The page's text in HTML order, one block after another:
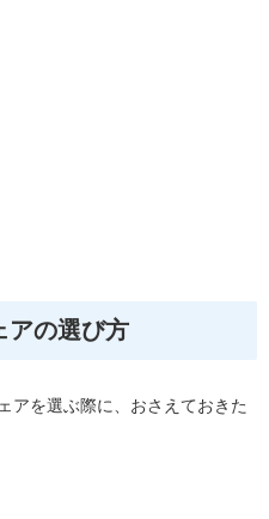
アの選び方
アを選ぶ際に、おさえておきた